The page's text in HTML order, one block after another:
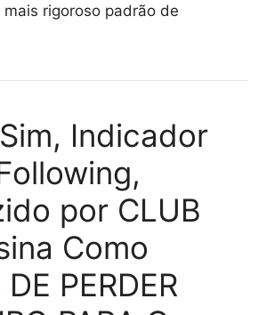
rigoroso padrão de
Indicador
por CLUB
Como
DE PERDER